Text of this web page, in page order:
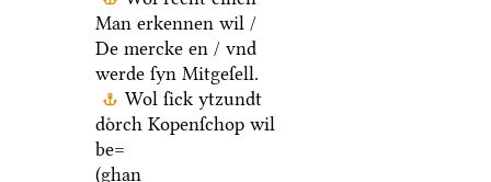
Man erkennen wil /
De mercke en / vnd
werde ſyn Mitgeſell.
Wol ſick ytzundt
doͤrch Kopenſchop wil
be=
(ghan